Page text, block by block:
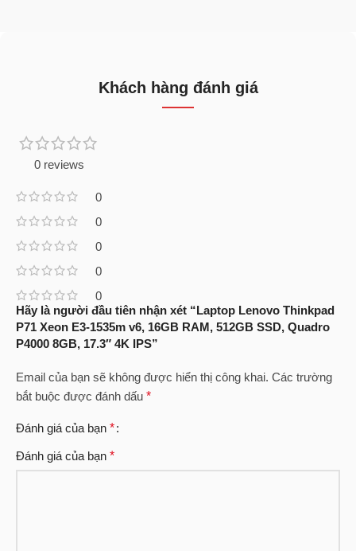
Khách hàng đánh giá
0 reviews
0
0
0
0
0
Hãy là người đầu tiên nhận xét “Laptop Lenovo Thinkpad
P71 Xeon E3-1535m v6, 16GB RAM, 512GB SSD, Quadro
P4000 8GB, 17.3″ 4K IPS”
Email của bạn sẽ không được hiển thị công khai. Các trường
bắt buộc được đánh dấu *
Đánh giá của bạn *
Đánh giá của bạn *